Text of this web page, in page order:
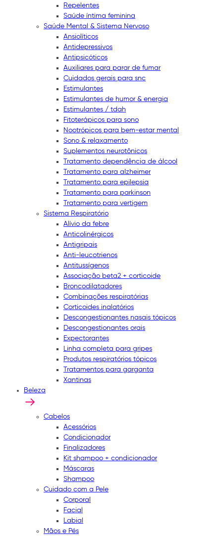
Repelentes
Saúde íntima feminina
Saúde Mental & Sistema Nervoso
Ansiolíticos
Antidepressivos
Antipsicóticos
Auxiliares para parar de fumar
Cuidados gerais para snc
Estimulantes
Estimulantes de humor & energia
Estimulantes / tdah
Fitoterápicos para sono
Nootrópicos para bem-estar mental
Sono & relaxamento
Suplementos neurotônicos
Tratamento dependência de álcool
Tratamento para alzheimer
Tratamento para epilepsia
Tratamento para parkinson
Tratamento para vertigem
Sistema Respiratório
Alívio da febre
Anticolinérgicos
Antigripais
Anti-leucotrienos
Antitussígenos
Associação beta2 + corticoide
Broncodilatadores
Combinações respiratórias
Corticoides inalatórios
Descongestionantes nasais tópicos
Descongestionantes orais
Expectorantes
Linha completa para gripes
Produtos respiratórios tópicos
Tratamentos para garganta
Xantinas
Beleza
Cabelos
Acessórios
Condicionador
Finalizadores
Kit shampoo + condicionador
Máscaras
Shampoo
Cuidado com a Pele
Corporal
Facial
Labial
Mãos e Pés